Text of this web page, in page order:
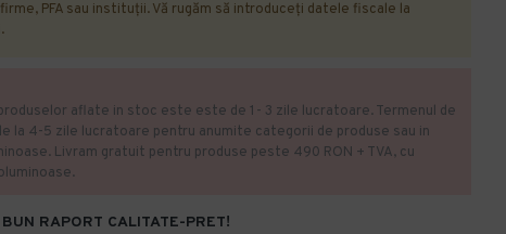
RAPORT CALITATE-PRET!
PFA sau instituții. Vă rugăm să introduceți datele fiscale la
aflate in stoc este este de 1- 3 zile lucratoare. Termenul de
la 4-5 zile lucratoare pentru anumite categorii de produse sau in
Livram gratuit pentru produse peste 490 RON + TVA, cu